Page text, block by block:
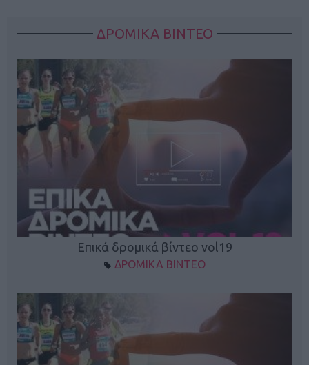
ΔΡΟΜΙΚΑ ΒΙΝΤΕΟ
Επικά δρομικά βίντεο vol19
ΔΡΟΜΙΚΑ ΒΙΝΤΕΟ